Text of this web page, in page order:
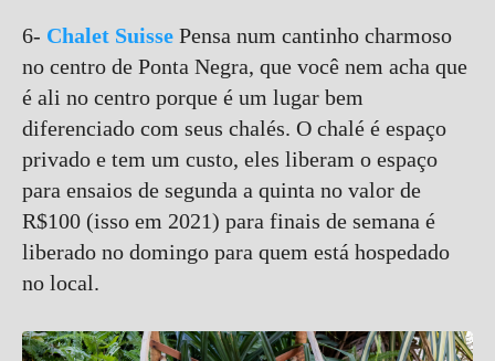
6- Chalet Suisse Pensa num cantinho charmoso
no centro de Ponta Negra, que você nem acha que
é ali no centro porque é um lugar bem
diferenciado com seus chalés. O chalé é espaço
privado e tem um custo, eles liberam o espaço
para ensaios de segunda a quinta no valor de
R$100 (isso em 2021) para finais de semana é
liberado no domingo para quem está hospedado
no local.